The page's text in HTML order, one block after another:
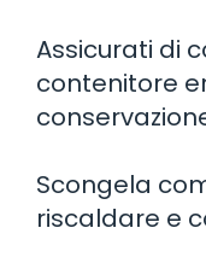
Assicurati di
contenitore
Scongela
riscaldare e